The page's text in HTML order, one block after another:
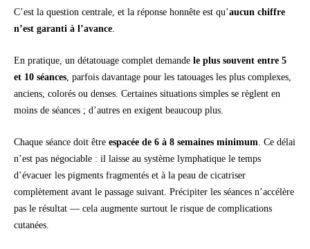
C’est la question centrale, et la réponse honnête est qu’aucun chiffre
n’est garanti à l’avance
En pratique, un détatouage complet demande le plus souvent entre 5
et 10 séances , parfois davantage pour les tatouages les plus complexes,
anciens, colorés ou denses. Certaines situations simples se règlent en
moins de séances ; d’autres en exigent beaucoup plus.
Chaque séance doit être espacée de 6 à 8 semaines minimum . Ce délai
n’est pas négociable : il laisse au système lymphatique le temps
d’évacuer les pigments fragmentés et à la peau de cicatriser
complètement avant le passage suivant. Précipiter les séances n’accélère
pas le résultat — cela augmente surtout le risque de complications
cutanées.